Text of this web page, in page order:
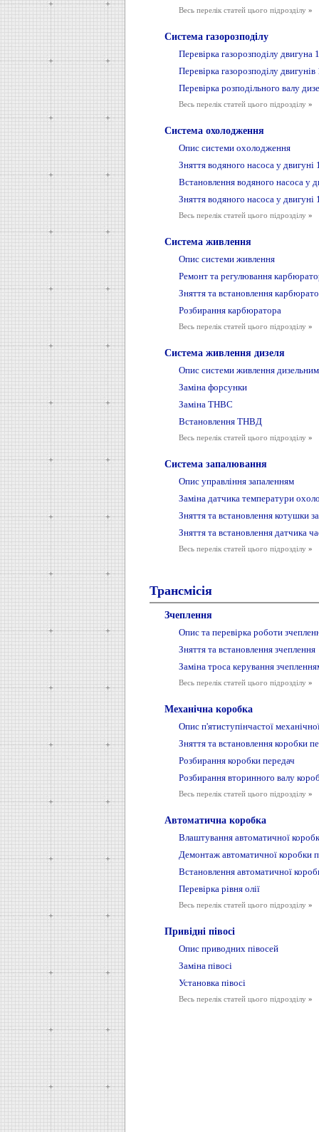
Весь перелік статей цього підрозділу »
Система газорозподілу
Перевірка газорозподілу двигуна
Перевірка газорозподілу
Перевірка розподільного валу
Весь перелік статей цього підрозділу »
Система охолодження
Опис системи охолодження
Зняття водяного насоса у двигуні
Встановлення водяного насоса у
Зняття водяного насоса у
Весь перелік статей цього підрозділу »
Система живлення
Опис системи живлення
Ремонт та регулювання
Зняття та встановлення
Розбирання карбюратора
Весь перелік статей цього підрозділу »
Система живлення дизеля
Опис системи живлення
Заміна форсунки
Заміна ТНВС
Встановлення ТНВД
Весь перелік статей цього підрозділу »
Система запалювання
Опис управління запаленням
Заміна датчика температури
Зняття та встановлення котушки
Зняття та встановлення датчика
Весь перелік статей цього підрозділу »
Трансмісія
Зчеплення
Опис та перевірка роботи
Зняття та встановлення зчеплення
Заміна троса керування
Весь перелік статей цього підрозділу »
Механічна коробка
Опис п'ятиступінчастої
Зняття та встановлення коробки
Розбирання коробки передач
Розбирання вторинного валу
Весь перелік статей цього підрозділу »
Автоматична коробка
Влаштування автоматичної
Демонтаж автоматичної коробки
Встановлення автоматичної
Перевірка рівня олії
Весь перелік статей цього підрозділу »
Привідні півосі
Опис приводних півосей
Заміна півосі
Установка півосі
Весь перелік статей цього підрозділу »